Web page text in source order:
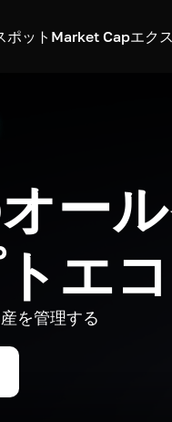
ポット Market Capエク
ー
エ
を管理する